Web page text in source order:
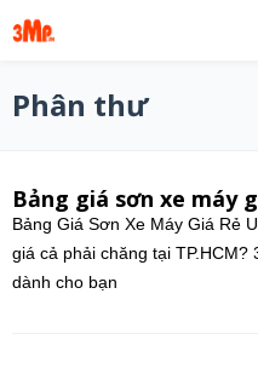
Phân thư
Bảng giá sơn xe máy
Bảng Giá Sơn Xe Máy Giá Rẻ
giá cả phải chăng tại
dành cho bạn